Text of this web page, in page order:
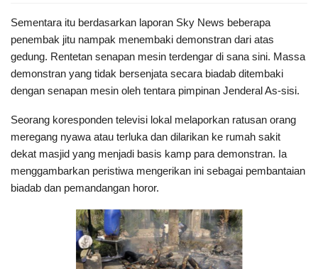
Sementara itu berdasarkan laporan Sky News beberapa
penembak jitu nampak menembaki demonstran dari atas
gedung. Rentetan senapan mesin terdengar di sana sini. Massa
demonstran yang tidak bersenjata secara biadab ditembaki
dengan senapan mesin oleh tentara pimpinan Jenderal As-sisi.
Seorang koresponden televisi lokal melaporkan ratusan orang
meregang nyawa atau terluka dan dilarikan ke rumah sakit
dekat masjid yang menjadi basis kamp para demonstran. Ia
menggambarkan peristiwa mengerikan ini sebagai pembantaian
biadab dan pemandangan horor.